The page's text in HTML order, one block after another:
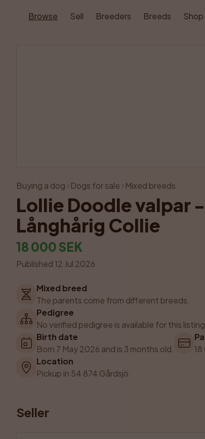
Browse Sell Breeders Breeds Shop
Buying a dog Dogs for sale Mixed breeds
Lollie Doodle valpar
Långhårig Collie
18 000 SEK
Published 12 Jul 2026
Mixed breed
The parents come from different breeds.
Pedigree
No verified pedigree is available for this listing.
Birth date
Born 7 May 2026 and is 3 months old.
Location
Pickup in 54 874 Gårdsjö.
Seller